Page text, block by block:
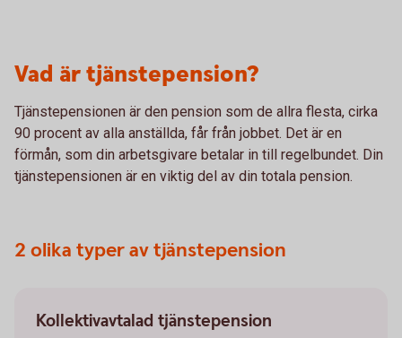
Vad är tjänstepension?
Tjänstepensionen är den pension som de allra flesta, cirka
90 procent av alla anställda, får från jobbet. Det är en
förmån, som din arbetsgivare betalar in till regelbundet. Din
tjänstepensionen är en viktig del av din totala pension.
2 olika typer av tjänstepension
Kollektivavtalad tjänstepension